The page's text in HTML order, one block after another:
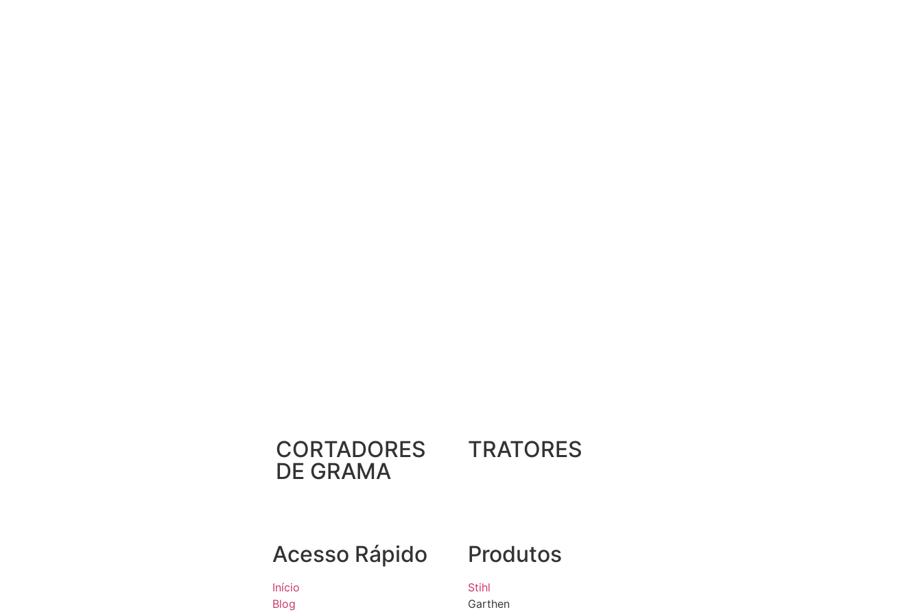
CORTADORES
DE GRAMA
TRATORES
Acesso Rápido
Início
Blog
Produtos
Stihl
Garthen